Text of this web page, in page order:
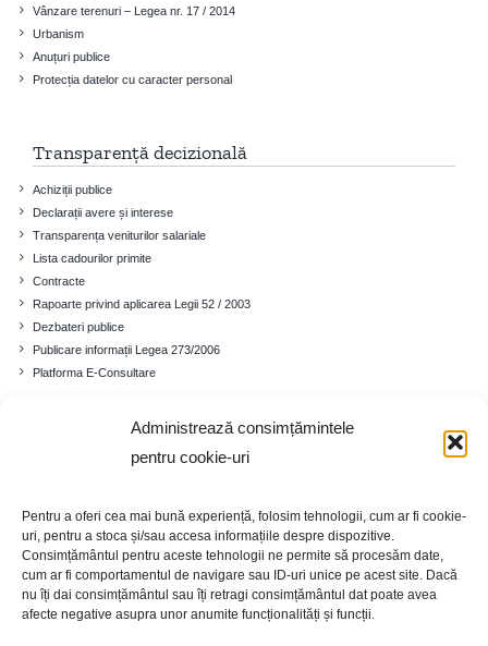
Administrează consimțămintele
pentru cookie-uri
Pentru a oferi cea mai bună experiență, folosim tehnologii, cum ar fi cookie-
uri, pentru a stoca și/sau accesa informațiile despre dispozitive.
Consimțământul pentru aceste tehnologii ne permite să procesăm date,
cum ar fi comportamentul de navigare sau ID-uri unice pe acest site. Dacă
nu îți dai consimțământul sau îți retragi consimțământul dat poate avea
afecte negative asupra unor anumite funcționalități și funcții.
Vânzare terenuri – Legea nr. 17 / 2014
Urbanism
Anuțuri publice
Protecția datelor cu caracter personal
Transparență decizională
Achiziții publice
Declarații avere și interese
Transparența veniturilor salariale
Lista cadourilor primite
Contracte
Rapoarte privind aplicarea Legii 52 / 2003
Dezbateri publice
Publicare informații Legea 273/2006
Platforma E-Consultare
Cadrul demografic
Educație
Economia
Turism
Galerie foto